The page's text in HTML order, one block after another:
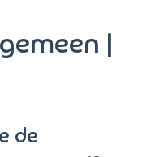
|
de